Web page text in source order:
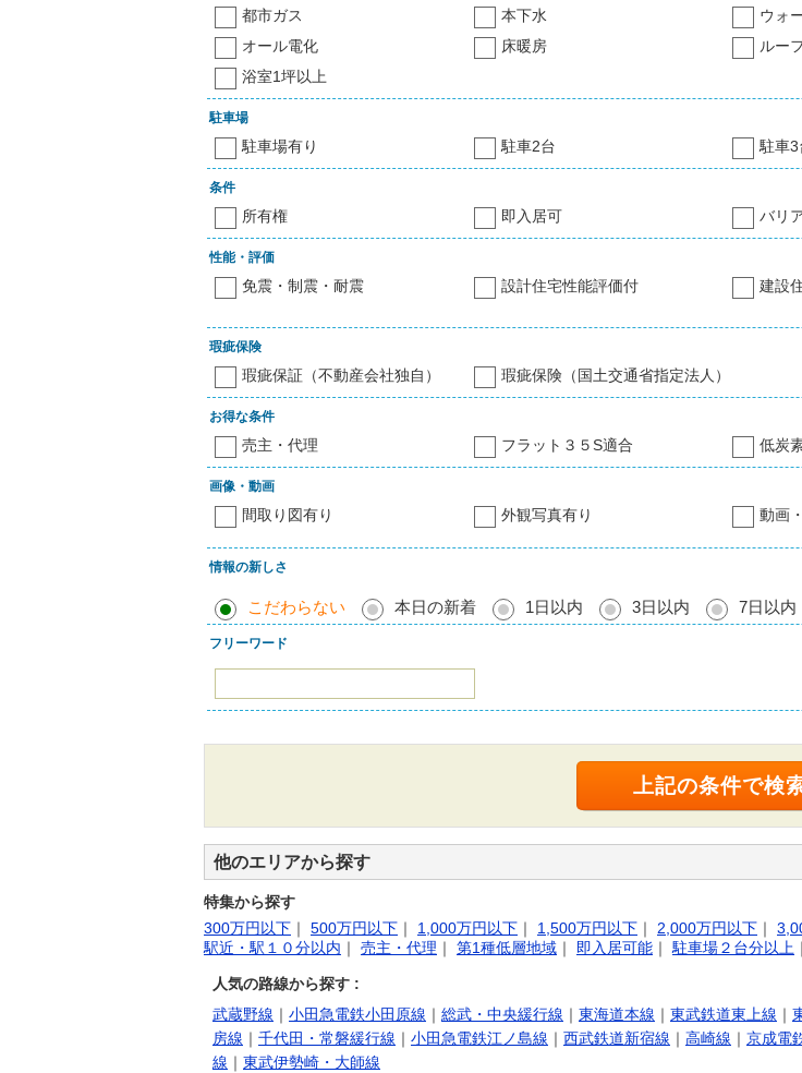
都市ガス 本下水 ウォ
オール電化
床暖房 ルー
浴室1坪以上
駐車場
駐車場有り 駐車2台 駐車3
条件
所有権 即入居可 バリ
性能・評価
免震・制震・耐震 設計住宅性能評価付 建設
瑕疵保険
瑕疵保証（不動産会社独自） 瑕疵保険（国土交通省指定法人）
お得な条件
売主・代理 フラット３５S適合 低炭
画像・動画
間取り図有り 外観写真有り 動画
情報の新しさ
こだわらない 本日の新着 1日以内 3日以内 7日以内
フリーワード
他のエリアから探す
特集から探す
300万円以下 ｜ 500万円以下 ｜ 1,000万円以下 ｜ 1,500万円以下 ｜ 2,000万円以下 ｜
駅近・駅１０分以内 ｜ 売主・代理 ｜ 第1種低層地域 ｜ 即入居可能 ｜駐車場２台分以上
人気の路線から探す :
武蔵野線 ｜ 小田急電鉄小田原線 ｜ 総武・中央緩行線 ｜ 東海道本線 ｜ 東武鉄道東上線 ｜
房線 ｜ 千代田・常磐緩行線 ｜ 小田急電鉄江ノ島線 ｜ 西武鉄道新宿線 ｜ 高崎線 ｜ 京成電
線 ｜ 東武伊勢崎・大師線